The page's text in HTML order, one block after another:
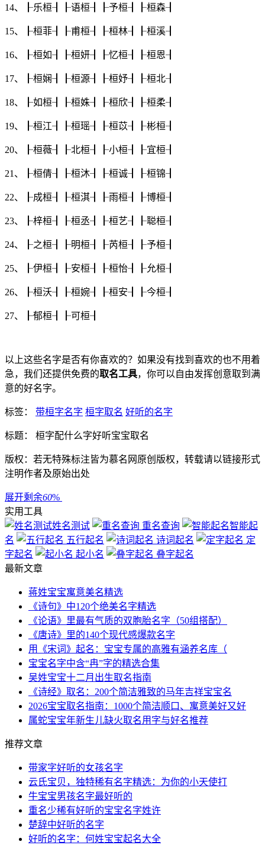
14、┠乐桓┨┠语桓┨┠予桓┨┠桓森┨
15、┠桓菲┨┠甫桓┨┠桓林┨┠桓溪┨
16、┠桓如┨┠桓妍┨┠忆桓┨┠桓恩┨
17、┠桓娴┨┠桓源┨┠桓妤┨┠桓北┨
18、┠如桓┨┠桓姝┨┠桓欣┨┠桓柔┨
19、┠桓江┨┠桓瑶┨┠桓苡┨┠彬桓┨
20、┠桓薇┨┠北桓┨┠小桓┨┠宜桓┨
21、┠桓倩┨┠桓沐┨┠桓诚┨┠桓锦┨
22、┠成桓┨┠桓淇┨┠雨桓┨┠博桓┨
23、┠梓桓┨┠桓丞┨┠桓艺┨┠聪桓┨
24、┠之桓┨┠明桓┨┠芮桓┨┠予桓┨
25、┠伊桓┨┠安桓┨┠桓怡┨┠允桓┨
26、┠桓沃┨┠桓婉┨┠桓安┨┠今桓┨
27、┠郁桓┨┠可桓┨
以上这些名字是否有你喜欢的？如果没有找到喜欢的也不用着
急，我们还提供免费的取名工具，你可以自由发挥创意取到满
意的好名字。
标签： 带桓字名字 桓字取名 好听的名字
标题： 桓字配什么字好听宝宝取名
版权：若无特殊标注皆为慕名网原创版权，转载请以链接形式
注明作者及原始出处
展开剩余60%
实用工具
姓名测试
重名查询
智能起
名
五行起名 诗词起名
定
字起名
起小名
叠字起名
最新文章
蒋姓宝宝寓意美名精选
《诗句》中120个绝美名字精选
《论语》里最有气质的双胞胎名字（50组搭配）
《唐诗》里的140个现代感爆款名字
用《宋词》起名：宝宝专属的高雅有涵养名库（
宝宝名字中含“冉”字的精选合集
吴姓宝宝十二月出生取名指南
《诗经》取名：200个简洁雅致的马年吉祥宝宝名
2026宝宝取名指南：1000个简洁顺口、寓意美好又好
属蛇宝宝年新生儿缺火取名用字与好名推荐
推荐文章
带家字好听的女孩名字
云氏宝贝，独特稀有名字精选：为你的小天使打
牛宝宝男孩名字最好听的
重名少稀有好听的宝宝名字姓许
楚辞中好听的名字
好听的名字：何姓宝宝起名大全